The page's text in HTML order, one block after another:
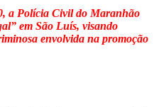
a Polícia Civil do Maranhão
em São Luís, visando
envolvida na promoção